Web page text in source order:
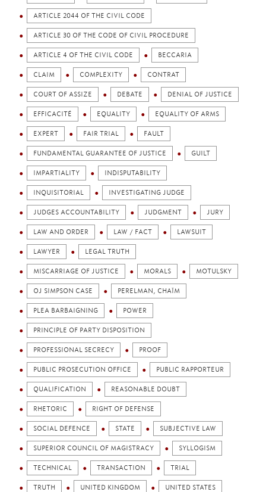
ARTICLE 2044 OF THE CIVIL CODE
ARTICLE 30 OF THE CODE OF CIVIL PROCEDURE
ARTICLE 4 OF THE CIVIL CODE BECCARIA
CLAIM COMPLEXITY CONTRAT
COURT OF ASSIZE DEBATE DENIAL OF JUSTICE
EFFICACITÉ EQUALITY EQUALITY OF ARMS
EXPERT FAIR TRIAL FAULT
FUNDAMENTAL GUARANTEE OF JUSTICE GUILT
IMPARTIALITY INDISPUTABILITY
INQUISITORIAL INVESTIGATING JUDGE
JUDGES ACCOUNTABILITY JUDGMENT JURY
LAW AND ORDER LAW / FACT LAWSUIT
LAWYER LEGAL TRUTH
MISCARRIAGE OF JUSTICE MORALS MOTULSKY
OJ SIMPSON CASE PERELMAN, CHAÏM
PLEA BARBAIGNING POWER
PRINCIPLE OF PARTY DISPOSITION
PROFESSIONAL SECRECY PROOF
PUBLIC PROSECUTION OFFICE PUBLIC RAPPORTEUR
QUALIFICATION REASONABLE DOUBT
RHETORIC RIGHT OF DEFENSE
SOCIAL DEFENCE STATE SUBJECTIVE LAW
SUPERIOR COUNCIL OF MAGISTRACY SYLLOGISM
TECHNICAL TRANSACTION TRIAL
TRUTH UNITED KINGDOM UNITED STATES